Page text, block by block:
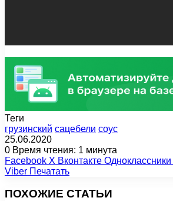
Теги
грузинский сацебели соус
25.06.2020
0 Время чтения: 1 минута
Facebook X Вконтакте Одноклассники
Viber Печатать
ПОХОЖИЕ СТАТЬИ